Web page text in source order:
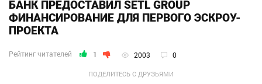
ПОДЕЛИТЕСЬ С ДРУЗЬЯМИ
БАНК ПРЕДОСТАВИЛ SETL GROUP
ФИНАНСИРОВАНИЕ ДЛЯ ПЕРВОГО ЭСКРОУ-
ПРОЕКТА
Рейтинг читателей 1 2003 0